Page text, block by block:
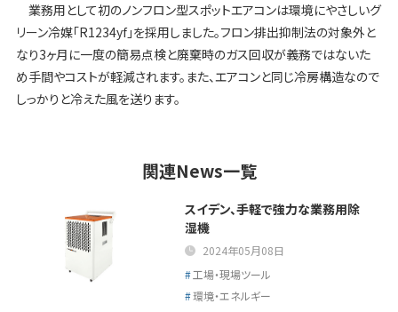
業務用として初のノンフロン型スポットエアコンは環境にやさしいグ
リーン冷媒「R1234yf」を採用しました。フロン排出抑制法の対象外と
なり3ヶ月に一度の簡易点検と廃棄時のガス回収が義務ではないた
め手間やコストが軽減されます。また、エアコンと同じ冷房構造なので
しっかりと冷えた風を送ります。
関連News一覧
スイデン、手軽で強力な業務用除
湿機
2024年05月08日
工場・現場ツール
環境・エネルギー